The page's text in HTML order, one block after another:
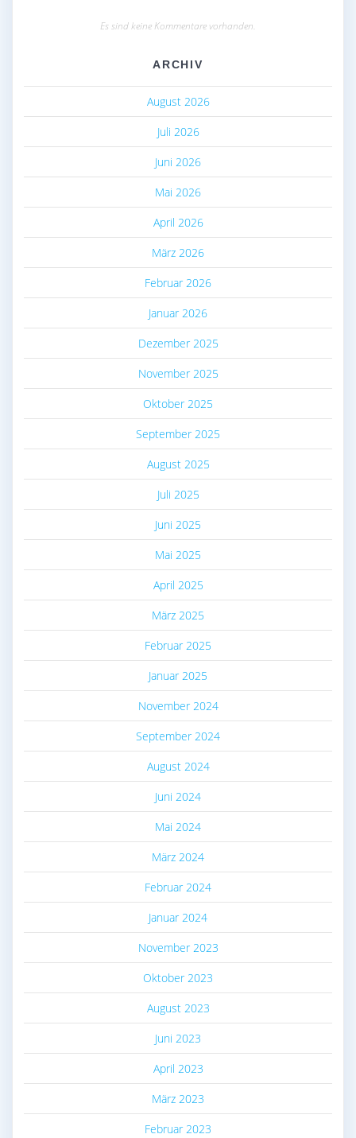
Es sind keine Kommentare vorhanden.
ARCHIV
August 2026
Juli 2026
Juni 2026
Mai 2026
April 2026
März 2026
Februar 2026
Januar 2026
Dezember 2025
November 2025
Oktober 2025
September 2025
August 2025
Juli 2025
Juni 2025
Mai 2025
April 2025
März 2025
Februar 2025
Januar 2025
November 2024
September 2024
August 2024
Juni 2024
Mai 2024
März 2024
Februar 2024
Januar 2024
November 2023
Oktober 2023
August 2023
Juni 2023
April 2023
März 2023
Februar 2023